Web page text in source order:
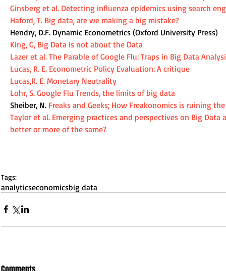
Ginsberg et al. Detecting influenza epidemics using search
Haford, T. Big data, are we making a big mistake?
Hendry, D.F. Dynamic Econometrics (Oxford University Press)
King, G, Big Data is not about the Data
Lazer et al. The Parable of Google Flu: Traps in Big Data
Lucas, R. E. Econometric Policy Evaluation: A critique
Lucas,R. E. Monetary Neutrality
Lohr, S. Google Flu Trends, the limits of big data
Sheiber, N. Freaks and Geeks; How Freakonomics is ruining
Taylor et al. Emerging practices and perspectives on Big
better or more of the same?
Tags:
analyticseconomicsbig data